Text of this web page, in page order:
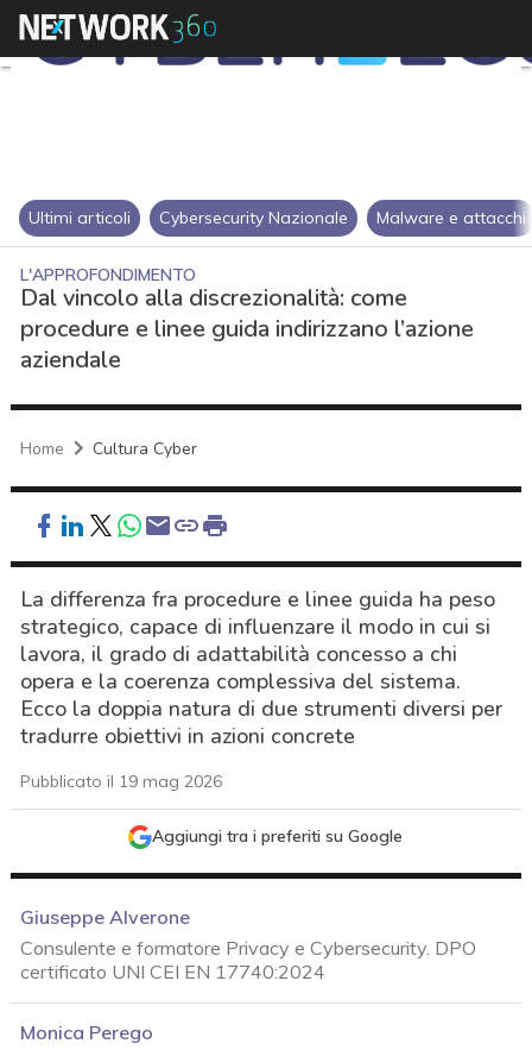
Ultimi articoli Cybersecurity Nazionale Malware e attacchi
L'APPROFONDIMENTO
Dal vincolo alla discrezionalità: come
procedure e linee guida indirizzano l’azione
aziendale
Home Cultura Cyber
La differenza fra procedure e linee guida ha peso
strategico, capace di influenzare il modo in cui si
lavora, il grado di adattabilità concesso a chi
opera e la coerenza complessiva del sistema.
Ecco la doppia natura di due strumenti diversi per
tradurre obiettivi in azioni concrete
Pubblicato il 19 mag 2026
Aggiungi tra i preferiti su Google
Giuseppe Alverone
Consulente e formatore Privacy e Cybersecurity. DPO
certificato UNI CEI EN 17740:2024
Monica Perego